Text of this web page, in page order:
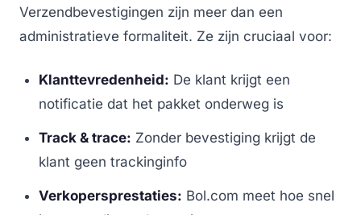
Verzendbevestigingen zijn meer dan een
administratieve formaliteit. Ze zijn cruciaal voor:
Klanttevredenheid: De klant krijgt een
notificatie dat het pakket onderweg is
Track & trace: Zonder bevestiging krijgt de
klant geen trackinginfo
Verkopersprestaties: Bol.com meet hoe snel